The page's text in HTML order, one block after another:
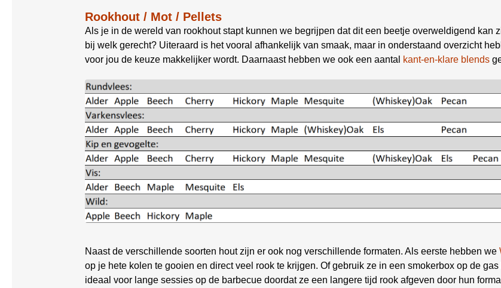
Rookhout / Mot / Pellets
Als je in de wereld van rookhout stapt kunnen we begrijpen dat dit een beetje overweldigend kan
bij welk gerecht? Uiteraard is het vooral afhankelijk van smaak, maar in onderstaand overzicht
voor jou de keuze makkelijker wordt. Daarnaast hebben we ook een aantal
kant-en-klare blends
Naast de verschillende soorten hout zijn er ook nog verschillende formaten. Als eerste hebben we
op je hete kolen te gooien en direct veel rook te krijgen. Of gebruik ze in een smokerbox op de
ideaal voor lange sessies op de barbecue doordat ze een langere tijd rook afgeven door hun